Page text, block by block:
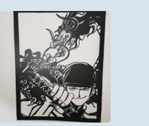
prix :
200,00€
à
250,00€